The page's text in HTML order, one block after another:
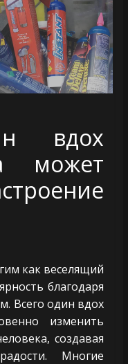
вдох
может
как веселящий
благодаря
Всего один вдох
изменить
создавая
Многие